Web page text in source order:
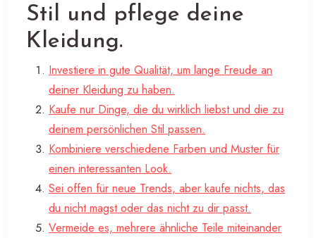
Stil und pflege deine
Kleidung.
Investiere in gute Qualität, um lange Freude an
deiner Kleidung zu haben.
Kaufe nur Dinge, die du wirklich liebst und die zu
deinem persönlichen Stil passen.
Kombiniere verschiedene Farben und Muster für
einen interessanten Look.
Sei offen für neue Trends, aber kaufe nichts, das
du nicht magst oder das nicht zu dir passt.
Vermeide es, mehrere ähnliche Teile miteinander